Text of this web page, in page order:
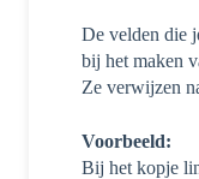
De velden die
bij het maken
Ze verwijzen
Voorbeeld:
Bij het kopje